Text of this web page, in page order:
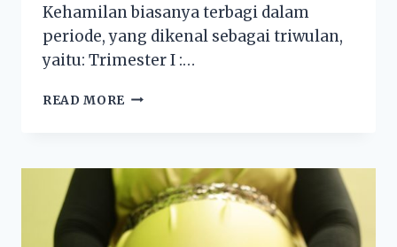
Kehamilan biasanya terbagi dalam
periode, yang dikenal sebagai triwulan,
yaitu: Trimester I :…
READ MORE